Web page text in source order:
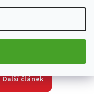
Další článek